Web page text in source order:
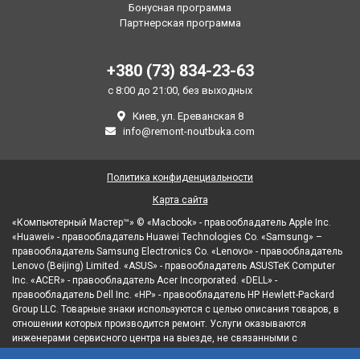
Бонусная программа
Партнерская программа
+380 (73) 834-23-63
с 8:00 до 21:00, без выходных
Киев, ул. Ереванская 8
info@remont-noutbuka.com
«Компьютерный Мастер™» © «Macbook» - правообладатель Apple Inc.
«Huawei» - правообладатель Huawei Technologies Co. «Samsung» –
правообладатель Samsung Electronics Co. «Lenovo» - правообладатель
Lenovo (Beijing) Limited. «ASUS» - правообладатель ASUSTeK Computer
Inc. «ACER» - правообладатель Acer Incorporated. «DELL» -
правообладатель Dell Inc. «HP» - правообладатель HP Hewlett-Packard
Group LLC. Товарные знаки используются с целью описания товаров, в
отношении которых производится ремонт. Услуги оказываются
инженерами сервисного центра на выезде, не связанными с
Политика конфиденциальности
Карта сайта